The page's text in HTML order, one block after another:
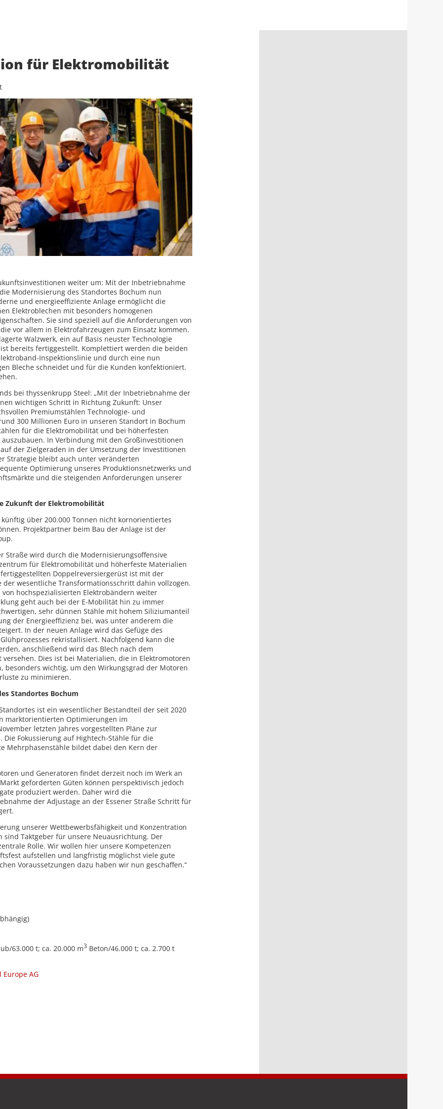
für Elektromobilität
weiter um: Mit der Inbetriebnahme
Modernisierung des Standortes Bochum nun
und energieeffiziente Anlage ermöglicht die
Elektroblechen mit besonders homogenen
Sie sind speziell auf die Anforderungen von
vor allem in Elektrofahrzeugen zum Einsatz kommen.
Walzwerk, ein auf Basis neuster Technologie
bereits fertiggestellt. Komplettiert werden die beiden
Inspektionslinie und durch eine nun
Bleche schneidet und für die Kunden konfektioniert.
bei thyssenkrupp Steel: „Mit der Inbetriebnahme der
wichtigen Schritt in Richtung Zukunft: Unser
Premiumstählen Technologie- und
300 Millionen Euro in unseren Standort in Bochum
für die Elektromobilität und bei höherfesten
auszubauen. In Verbindung mit den Großinvestitionen
der Zielgeraden in der Umsetzung der Investitionen
Strategie bleibt auch unter veränderten
Optimierung unseres Produktionsnetzwerks und
und die steigenden Anforderungen unserer
Zukunft der Elektromobilität
über 200.000 Tonnen nicht kornorientiertes
Projektpartner beim Bau der Anlage ist der
Straße wird durch die Modernisierungsoffensive
für Elektromobilität und höherfeste Materialien
Doppelreversiergerüst ist mit der
der wesentliche Transformationsschritt dahin vollzogen.
von hochspezialisierten Elektrobändern weiter
geht auch bei der E-Mobilität hin zu immer
sehr dünnen Stähle mit hohem Siliziumanteil
der Energieeffizienz bei, was unter anderem die
In der neuen Anlage wird das Gefüge des
rekristallisiert. Nachfolgend kann die
anschließend wird das Blech nach dem
versehen. Dies ist bei Materialien, die in Elektromotoren
besonders wichtig, um den Wirkungsgrad der Motoren
zu minimieren.
Standortes Bochum
ist ein wesentlicher Bestandteil der seit 2020
marktorientierten Optimierungen im
letzten Jahres vorgestellten Pläne zur
Die Fokussierung auf Hightech-Stähle für die
Mehrphasenstähle bildet dabei den Kern der
und Generatoren findet derzeit noch im Werk an
geforderten Güten können perspektivisch jedoch
produziert werden. Daher wird die
der Adjustage an der Essener Straße Schritt für
unserer Wettbewerbsfähigkeit und Konzentration
sind Taktgeber für unsere Neuausrichtung. Der
Rolle. Wir wollen hier unsere Kompetenzen
aufstellen und langfristig möglichst viele gute
Voraussetzungen dazu haben wir nun geschaffen.“
63.000 t; ca. 20.000 m3 Beton/46.000 t; ca. 2.700 t
Europe AG